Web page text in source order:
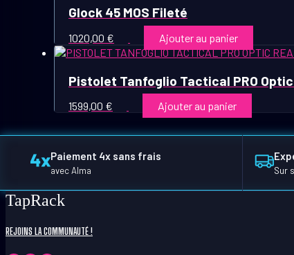
Glock 45 MOS Fileté
1020,00 € Ajouter au panier
Pistolet Tanfoglio Tactical PRO
1599,00 € Ajouter au panier
Paiement 4x sans frais
avec Alma Sur
TapRack
REJOINS LA COMMUNAUTÉ !